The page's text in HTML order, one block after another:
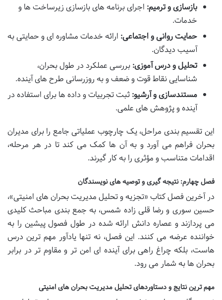
بازسازی و ترمیم: اجرای برنامه های بازسازی زیرساخت ها و
خدمات.
حمایت روانی و اجتماعی: ارائه خدمات مشاوره ای و حمایتی به
آسیب دیدگان.
تحلیل و درس آموزی: بررسی عملکرد در طول بحران،
شناسایی نقاط قوت و ضعف و به روزرسانی طرح های آینده.
مستندسازی و آرشیو: ثبت تجربیات و داده ها برای استفاده در
آینده و پژوهش های علمی.
این تقسیم بندی مراحل، یک چارچوب عملیاتی جامع را برای مدیران
بحران فراهم می آورد و به آن ها کمک می کند تا در هر مرحله،
اقدامات متناسب و مؤثری را به کار گیرند.
فصل چهارم: نتیجه گیری و توصیه های نویسندگان
در آخرین فصل کتاب «تجزیه و تحلیل مدیریت بحران های امنیتی»،
حسین سوری و رضا قلی زاده شمس، به جمع بندی مباحث کلیدی
می پردازند و عصاره دانش ارائه شده در طول فصول پیشین را به
خواننده عرضه می کنند. این فصل، نه تنها یادآور مهم ترین درس
هاست، بلکه چراغ راهی برای آینده ای امن تر و مقاوم تر در برابر
بحران ها به شمار می رود.
مهم ترین نتایج و دستاوردهای تحلیل مدیریت بحران های امنیتی